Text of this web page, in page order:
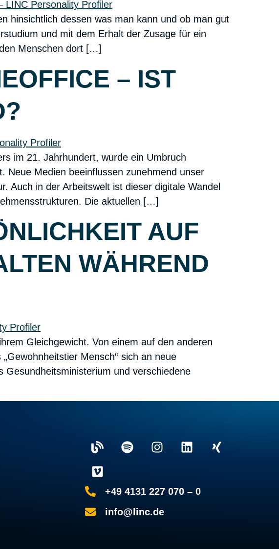
hinsichtlich dessen was man kann und ob man gut
und mit dem Erhalt der Zusage für ein
Menschen dort […]
– IST
im 21. Jahrhundert, wurde ein Umbruch
Neue Medien beeinflussen zunehmend unser
Auch in der Arbeitswelt ist dieser digitale Wandel
Die aktuellen […]
AUF
WÄHREND
Gleichgewicht. Von einem auf den anderen
Mensch“ sich an neue
und verschiedene
+49 4131 227 070 – 0
info@linc.de